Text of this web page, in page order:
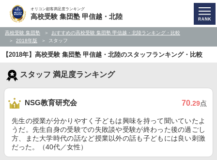
オリコン顧客満足度ランキング
高校受験 集団塾 甲信越・北陸
高校受験 集団塾
おすすめの高校受験 集団塾 甲信越・北陸ランキング・比較
2018年版
スタッフ
【2018年】高校受験 集団塾 甲信越・北陸のスタッフランキング・比較
スタッフ 満足度ランキング
NSG教育研究会 70.29点
先生の授業が分かりやすく子どもは興味を持って聞いていたよ
うだ。先生自身の受験での失敗談や受験が終わった後の過ごし
方、また大学時代の話など授業以外の話も子どもには良い刺激
だった。（40代／女性）